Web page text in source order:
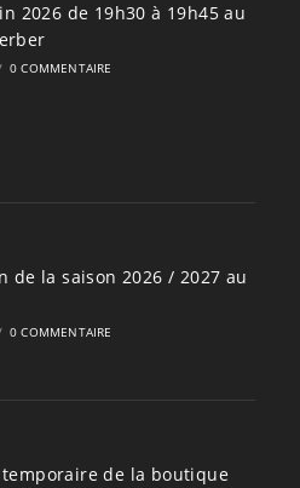
2026 de 19h30 à 19h45 au
0 COMMENTAIRE
de la saison 2026 / 2027 au
0 COMMENTAIRE
de la boutique